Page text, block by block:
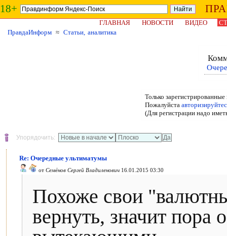
18+
ГЛАВНАЯ НОВОСТИ ВИДЕО
ПравдаИнформ ≈ Статьи, аналитика
Только
Пожалуйста
(Для регистрации надо
Упорядочить:
Re: Очередные ультиматумы
от Семёнов Сергей Владиленович 16.01.2015 03:30
Похоже свои
вернуть, значит пора